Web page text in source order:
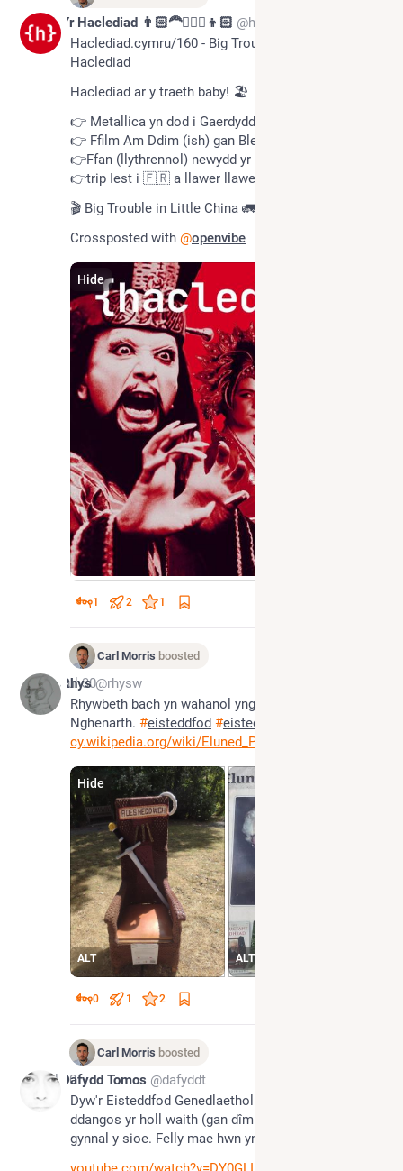
4d Yr Haclediad 👨🏻‍🦰👱🏻‍♀️👦🏻 @haclediad
Haclediad.cymru/160 - Big Trouble in Little
Haclediad
Haclediad ar y traeth baby! 🏖️
👉 Metallica yn dod i Gaerdydd
👉 Ffilm Am Ddim (ish) gan Blender
👉Ffan (llythrennol) newydd yr Haclediad
👉trip Iest i 🇫🇷 a llawer llawer mwy
🎬 Big Trouble in Little China 🚛🇨🇳🇺🇸
Crossposted with @openvibe
Hide
1 2 1
Carl Morris boosted
Jul 30
* Rhys @rhysw
Rhywbeth bach yn wahanol yng Mharc Eluned yng
Nghenarth. #eisteddfod #eisteddfod
cy.wikipedia.org/wiki/Eluned_P
ALT ALT
Hide
0 1 2
Carl Morris boosted
Jul 30Dafydd Tomos @dafyddt
Dyw'r Eisteddfod Genedlaethol ddim mor dda am
ddangos yr holl waith (gan dîm bach) sydd angen i
gynnal y sioe. Felly mae hwn yn dda.